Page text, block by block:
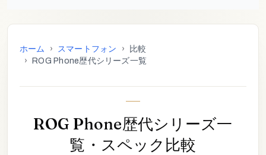
ホーム › スマートフォン ›
比較
›
ROG Phone歴代シリーズ一覧
ROG Phone歴代シリーズ一
覧・スペック比較